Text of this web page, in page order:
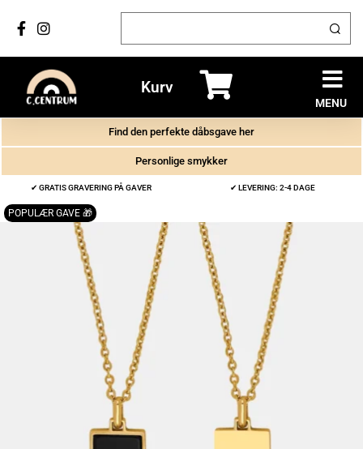
Kurv
MENU
Find den perfekte dåbsgave her
Personlige smykker
✔ GRATIS GRAVERING PÅ GAVER ✔ LEVERING: 2-4 DAGE
POPULÆR GAVE 🎁